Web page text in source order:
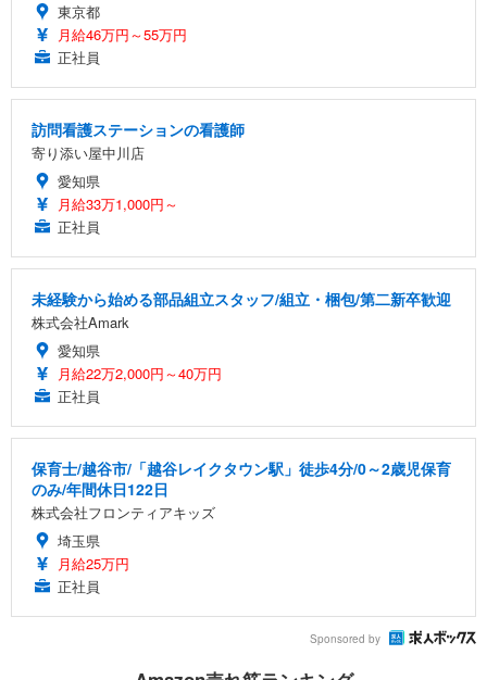
東京都
月給46万円～55万円
正社員
訪問看護ステーションの看護師
寄り添い屋中川店
愛知県
月給33万1,000円～
正社員
未経験から始める部品組立スタッフ/組立・梱包/第二新卒歓迎
株式会社Amark
愛知県
月給22万2,000円～40万円
正社員
保育士/越谷市/「越谷レイクタウン駅」徒歩4分/0～2歳児保育
のみ/年間休日122日
株式会社フロンティアキッズ
埼玉県
月給25万円
正社員
Sponsored by